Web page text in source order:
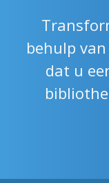
behulp van
dat u